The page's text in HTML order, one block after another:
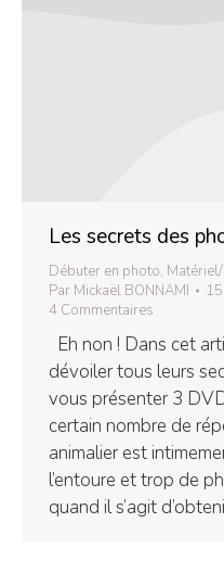
Les secrets des
Débuter en photo,
Par Mickaël BONNAMI
4 Commentaires
Eh non ! Dans cet
dévoiler tous leurs
vous présenter 3
certain nombre de
animalier est
l’entoure et trop de
quand il s’agit